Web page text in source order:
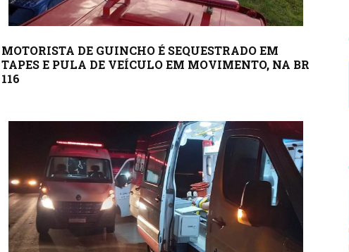
MOTORISTA DE GUINCHO É SEQUESTRADO EM
TAPES E PULA DE VEÍCULO EM MOVIMENTO, NA BR
116